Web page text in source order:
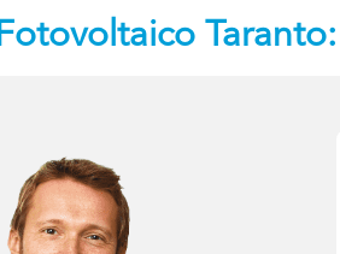
Fotovoltaico